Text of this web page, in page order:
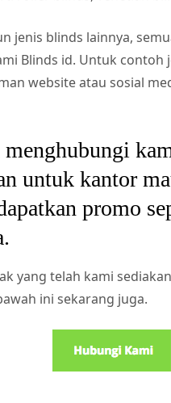
jenis blinds lainnya,
Blinds id. Untuk contoh
website atau sosial
untuk kantor
promo
yang telah kami
ini sekarang juga.